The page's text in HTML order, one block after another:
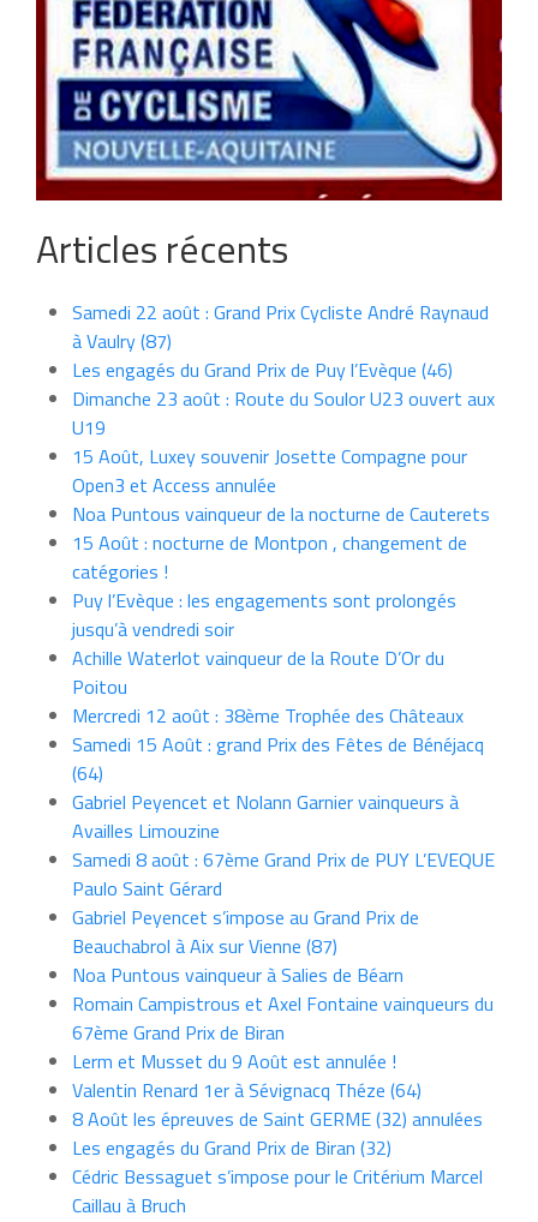
Articles récents
Samedi 22 août : Grand Prix Cycliste André Raynaud
à Vaulry (87)
Les engagés du Grand Prix de Puy l’Evèque (46)
Dimanche 23 août : Route du Soulor U23 ouvert aux
U19
15 Août, Luxey souvenir Josette Compagne pour
Open3 et Access annulée
Noa Puntous vainqueur de la nocturne de Cauterets
15 Août : nocturne de Montpon , changement de
catégories !
Puy l’Evèque : les engagements sont prolongés
jusqu’à vendredi soir
Achille Waterlot vainqueur de la Route D’Or du
Poitou
Mercredi 12 août : 38ème Trophée des Châteaux
Samedi 15 Août : grand Prix des Fêtes de Bénéjacq
(64)
Gabriel Peyencet et Nolann Garnier vainqueurs à
Availles Limouzine
Samedi 8 août : 67ème Grand Prix de PUY L’EVEQUE
Paulo Saint Gérard
Gabriel Peyencet s’impose au Grand Prix de
Beauchabrol à Aix sur Vienne (87)
Noa Puntous vainqueur à Salies de Béarn
Romain Campistrous et Axel Fontaine vainqueurs du
67ème Grand Prix de Biran
Lerm et Musset du 9 Août est annulée !
Valentin Renard 1er à Sévignacq Théze (64)
8 Août les épreuves de Saint GERME (32) annulées
Les engagés du Grand Prix de Biran (32)
Cédric Bessaguet s’impose pour le Critérium Marcel
Caillau à Bruch